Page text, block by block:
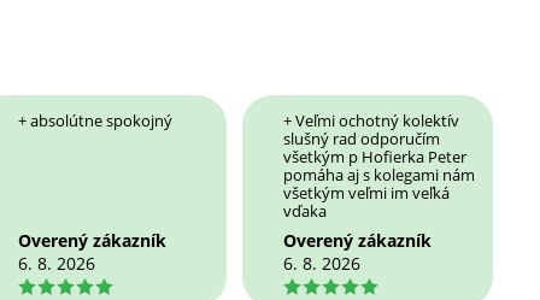
+ absolútne spokojný
Overený zákazník
6. 8. 2026
5
+ Veľmi ochotný kolektív
slušný rad odporučím
všetkým p Hofierka Peter
pomáha aj s kolegami nám
všetkým veľmi im veľká
vďaka
Overený zákazník
6. 8. 2026
5